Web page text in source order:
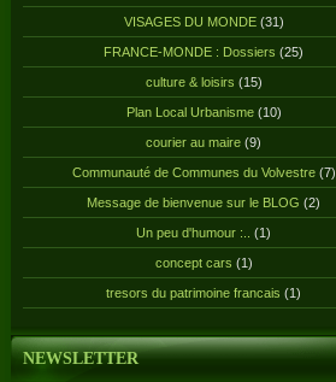
VISAGES DU MONDE(31)
FRANCE-MONDE : Dossiers (25)
culture & loisirs (15)
Plan Local Urbanisme(10)
courier au maire (9)
Communauté de Communes du Volvestre(7)
Message de bienvenue sur le BLOG (2)
Un peu d'humour :.. (1)
concept cars (1)
tresors du patrimoine francais (1)
NEWSLETTER